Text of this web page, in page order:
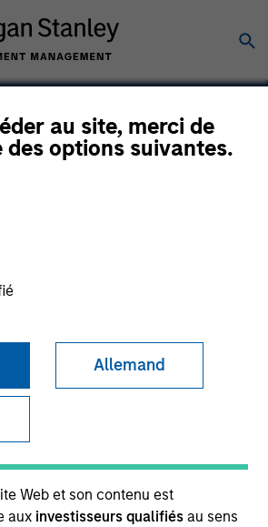
au site, merci de
des options suivantes.
Allemand
Web et son contenu est
aux investisseurs qualifiésau sens